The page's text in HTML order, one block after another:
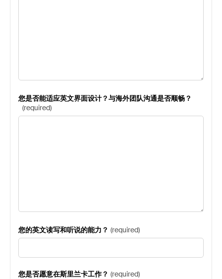
您是否能适应英文界面设计？与海外团队沟通是否顺畅？
(required)
您的英文读写和听说的能力？ (required)
您是否愿意在斯里兰卡工作？ (required)